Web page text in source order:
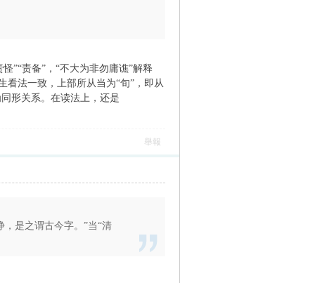
”“责备”，“不大为非勿庸谯”解释
看法一致，上部所从当为“旬”，即从
形关系。在读法上，还是
舉報
，是之谓古今字。”当“清